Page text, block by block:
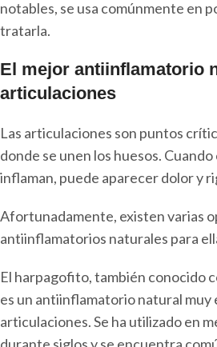
notables, se usa comúnmente en
tratarla.
El mejor antiinflamatorio
articulaciones
Las articulaciones son puntos
donde se unen los huesos. Cuando
inflaman, puede aparecer dolor y
Afortunadamente, existen varias
antiinflamatorios naturales para
El harpagofito, también conocido
es un antiinflamatorio natural muy
articulaciones. Se ha utilizado en